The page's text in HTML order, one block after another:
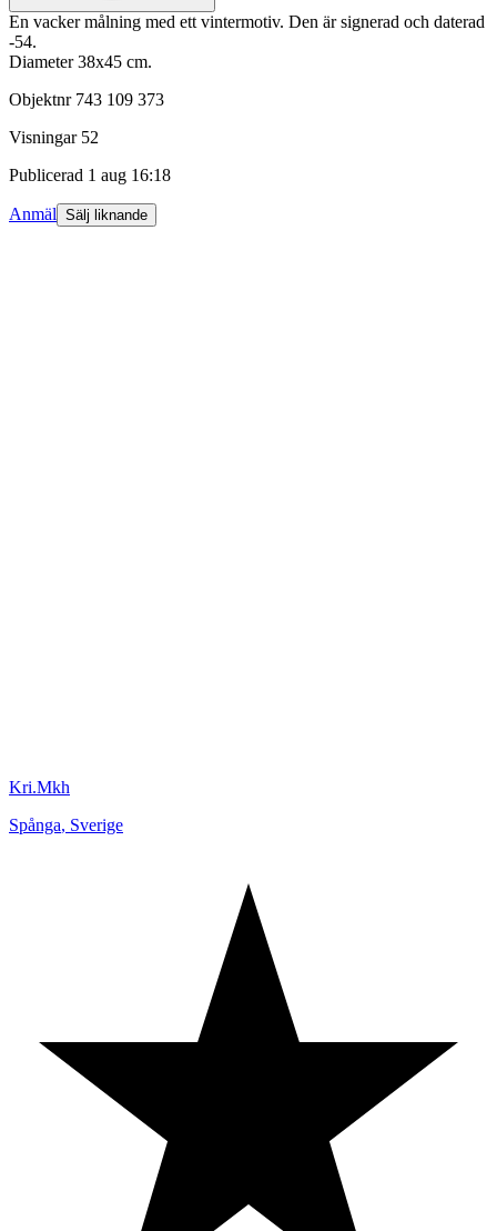
En vacker målning med ett vintermotiv. Den är signerad och daterad
-54.
Diameter 38x45 cm.
Objektnr 743 109 373
Visningar 52
Publicerad 1 aug 16:18
Anmäl Sälj liknande
Kri.Mkh
Spånga, Sverige